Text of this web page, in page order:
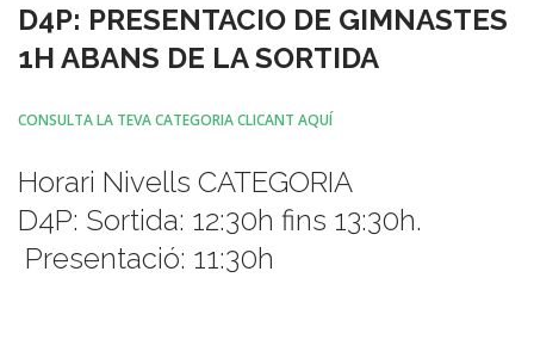
D4P: PRESENTACIO DE GIMNASTES
1H ABANS DE LA SORTIDA
CONSULTA LA TEVA CATEGORIA CLICANT AQUÍ
Horari Nivells CATEGORIA
D4P: Sortida: 12:30h fins 13:30h.
Presentació: 11:30h